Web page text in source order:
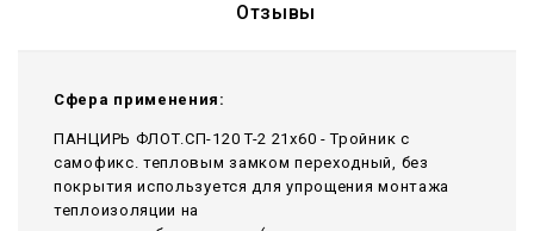
Отзывы
Сфера применения:
ПАНЦИРЬ ФЛОТ.СП-120 T-2 21x60 - Тройник c
самофикс. тепловым замком переходный, без
покрытия используется для упрощения монтажа
теплоизоляции на